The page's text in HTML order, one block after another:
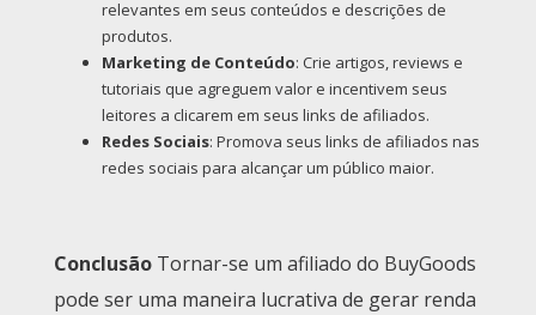
relevantes em seus conteúdos e descrições de
produtos.
Marketing de Conteúdo: Crie artigos, reviews e
tutoriais que agreguem valor e incentivem seus
leitores a clicarem em seus links de afiliados.
Redes Sociais: Promova seus links de afiliados nas
redes sociais para alcançar um público maior.
Conclusão Tornar-se um afiliado do BuyGoods
pode ser uma maneira lucrativa de gerar renda